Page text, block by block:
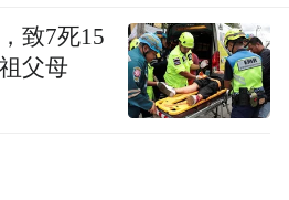
孕妇、高龄人群和免疫功
谨慎选择食物， 避免食
不明的食品。
致7死15
父母